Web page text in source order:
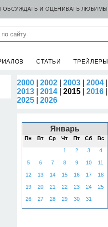
ОБСУЖДАТЬ И ОЦЕНИВАТЬ
СТАТЬИ ТРЕЙЛЕРЫ
2000 2002 2003 2004
2013
2014 2015 2016
2025
2026
Январь
Пн Вт Ср Чт Пт Сб Вс
1 2 3 4
5 6 7 8 9 10 11
12 13 14 15 16 17 18
19 20 21 22 23 24 25
26 27 28 29 30 31